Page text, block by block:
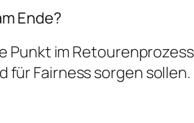
Ende?
Punkt im
für Fairness sorgen sollen.